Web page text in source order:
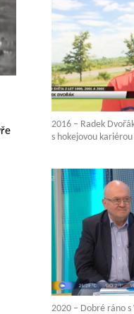
2016 – Radek
s hokejovou kariérou
2020 – Dobré ráno